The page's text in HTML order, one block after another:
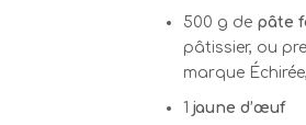
500 g de pâte
pâtissier, ou
marque
1jaune d’œuf